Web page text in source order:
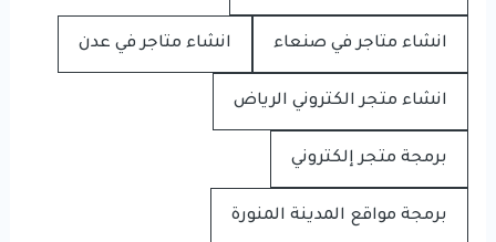
انشاء متاجر في صنعاء انشاء متاجر في عدن
انشاء متجر الكتروني الرياض
برمجة متجر إلكتروني
برمجة مواقع المدينة المنورة